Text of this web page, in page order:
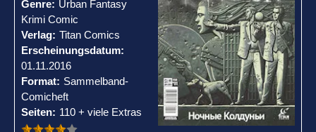
Genre: Urban Fantasy
Krimi Comic
Verlag: Titan Comics
Erscheinungsdatum:
01.11.2016
Format: Sammelband-
Comicheft
Seiten: 110 + viele Extras